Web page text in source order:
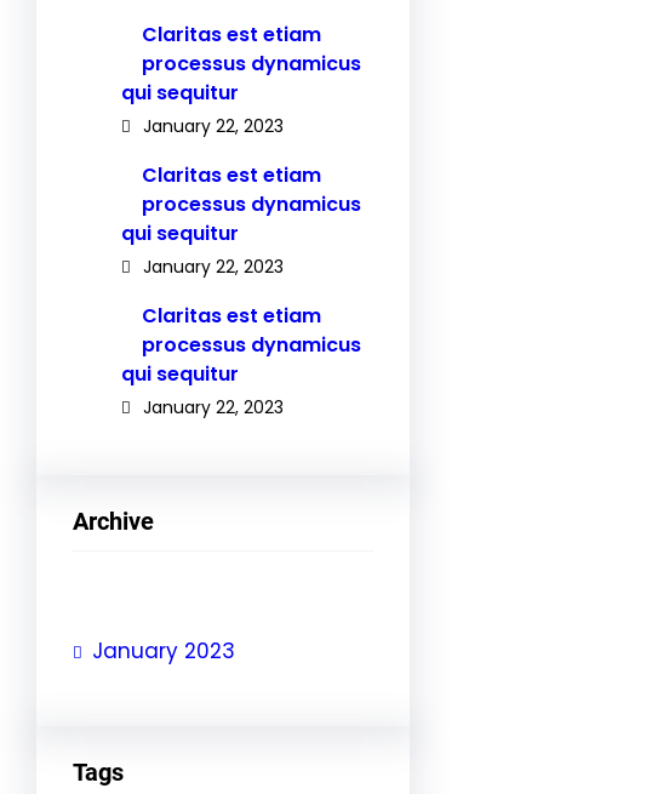
Claritas est etiam
processus dynamicus
qui sequitur
January 22, 2023
Claritas est etiam
processus dynamicus
qui sequitur
January 22, 2023
Claritas est etiam
processus dynamicus
qui sequitur
January 22, 2023
Archive
January 2023
Tags